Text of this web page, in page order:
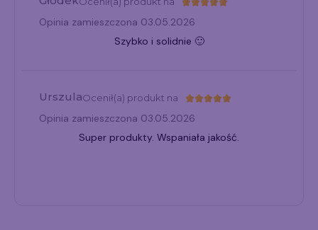
Opinia zamieszczona 03.05.2026
Szybko i solidnie 🙂
UrszulaOcenił(a) produkt na
Opinia zamieszczona 03.05.2026
Super produkty. Wspaniała jakość.